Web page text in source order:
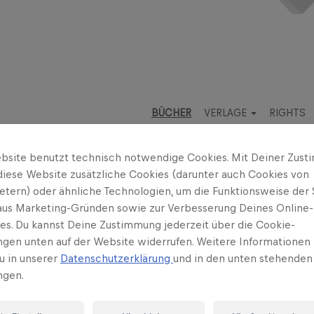
BÜCHER VERLAGE RIGHTS
kleine Buch:
benutzt technisch notwendige Cookies. Mit Deiner
Website zusätzliche Cookies (darunter auch Cookies von
oder ähnliche Technologien, um die Funktionsweise der
Marketing-Gründen sowie zur Verbesserung Deines Online-
Du kannst Deine Zustimmung jederzeit über die Cookie-
unten auf der Website widerrufen. Weitere Informationen
in unserer Datenschutzerklärung und in den unten